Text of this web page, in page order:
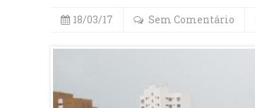
18/03/17 Sem Comentário